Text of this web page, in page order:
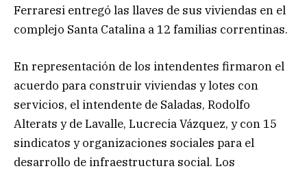
Ferraresi entregó las llaves de sus viviendas en el
complejo Santa Catalina a 12 familias correntinas.
En representación de los intendentes firmaron el
acuerdo para construir viviendas y lotes con
servicios, el intendente de Saladas, Rodolfo
Alterats y de Lavalle, Lucrecia Vázquez, y con 15
sindicatos y organizaciones sociales para el
desarrollo de infraestructura social. Los